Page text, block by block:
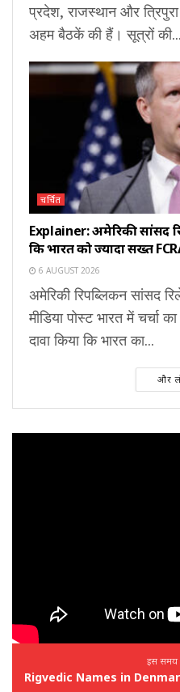
प्रदेश, राजस्थान और
अहम बैठकें की हैं। सूत्रों की...
चर्चित
Explainer: अमेरिकी सांसद
कि भारत को ज्यादा सख्त
6 AUGUST 2026
अमेरिकी रिपब्लिकन सांसद
मीडिया पोस्ट भारत में चर्चा
दावा किया कि भारत का...
और
इस समय